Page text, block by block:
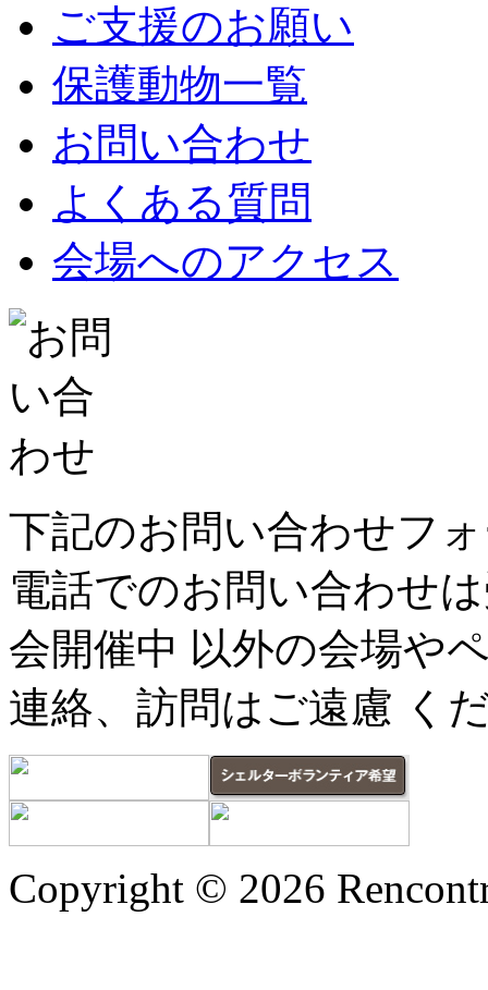
ご支援のお願い
保護動物一覧
お問い合わせ
よくある質問
会場へのアクセス
下記のお問い合わせフ
電話でのお問い合わせ
会開催中 以外の会場や
連絡、訪問はご遠慮 く
Copyright © 2026